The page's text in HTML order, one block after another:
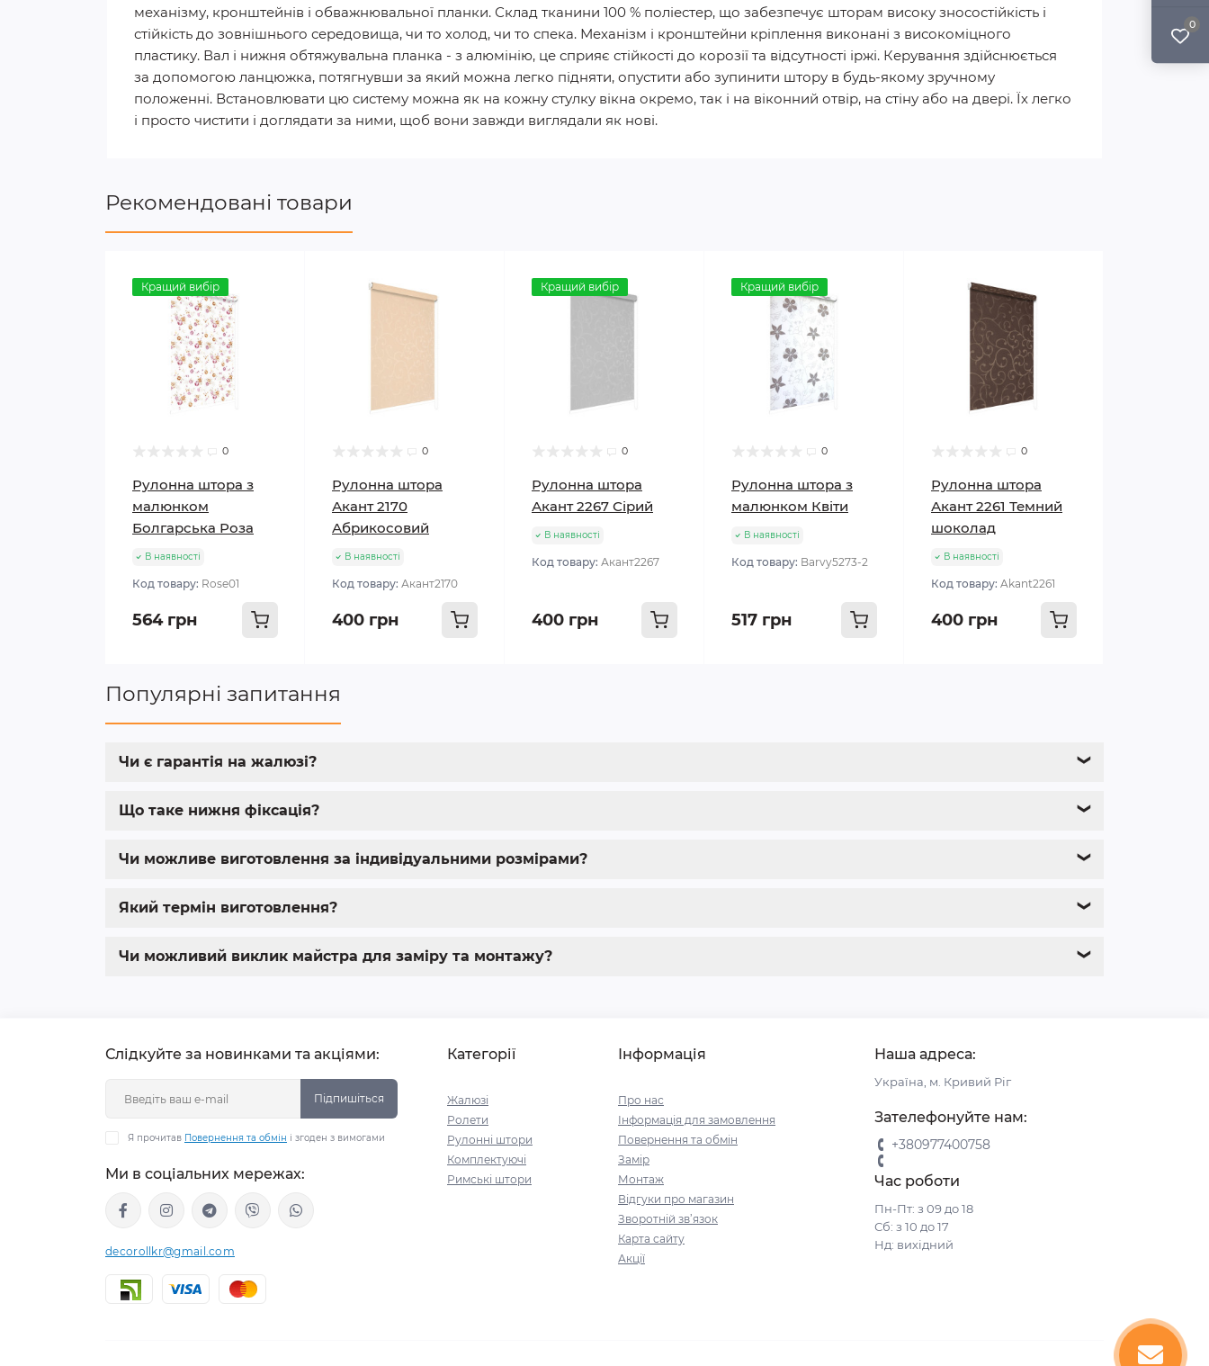
0
механізму, кронштейнів і обважнювальної планки. Склад тканини 100 % поліестер, що забезпечує шторам високу зносостійкість і
стійкість до зовнішнього середовища, чи то холод, чи то спека. Механізм і кронштейни кріплення виконані з високоміцного
пластику. Вал і нижня обтяжувальна планка - з алюмінію, це сприяє стійкості до корозії та відсутності іржі. Керування здійснюється
за допомогою ланцюжка, потягнувши за який можна легко підняти, опустити або зупинити штору в будь-якому зручному
положенні. Встановлювати цю систему можна як на кожну стулку вікна окремо, так і на віконний отвір, на стіну або на двері. Їх легко
і просто чистити і доглядати за ними, щоб вони завжди виглядали як нові.
Рекомендовані товари
Кращий вибір
0
Рулонна штора з
малюнком
Болгарська Роза
В наявності
Код товару: Rose01
564 грн
0
Рулонна штора
Акант 2170
Абрикосовий
В наявності
Код товару: Акант2170
400 грн
Кращий вибір
0
Рулонна штора
Акант 2267 Сірий
В наявності
Код товару: Акант2267
400 грн
Кращий вибір
0
Рулонна штора з
малюнком Квіти
В наявності
Код товару: Barvy5273-2
517 грн
0
Рулонна штора
Акант 2261 Темний
шоколад
В наявності
Код товару: Akant2261
400 грн
Популярні запитання
Чи є гарантія на жалюзі? ❯
Що таке нижня фіксація? ❯
Чи можливе виготовлення за індивідуальними розмірами? ❯
Який термін виготовлення? ❯
Чи можливий виклик майстра для заміру та монтажу? ❯
Слідкуйте за новинками та акціями:
Підпишіться
Я прочитав Повернення та обмін і згоден з вимогами
Ми в соціальних мережах:
decorollkr@gmail.com
Категорії
Жалюзі
Ролети
Рулонні штори
Комплектуючі
Римські штори
Інформація
Про нас
Інформація для замовлення
Повернення та обмін
Замір
Монтаж
Відгуки про магазин
Зворотній зв’язок
Карта сайту
Акції
Наша адреса:
Україна, м. Кривий Ріг
Зателефонуйте нам:
+380977400758
Час роботи
Пн-Пт: з 09 до 18
Сб: з 10 до 17
Нд: вихідний